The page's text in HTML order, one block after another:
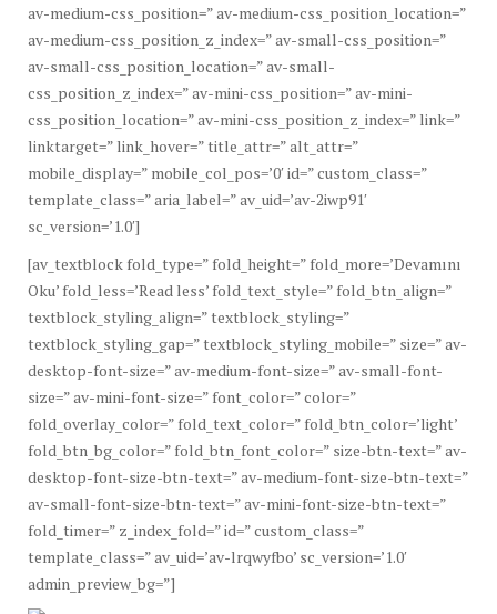
av-medium-css_position=” av-medium-css_position_location=”
av-medium-css_position_z_index=” av-small-css_position=”
av-small-css_position_location=” av-small-
css_position_z_index=” av-mini-css_position=” av-mini-
css_position_location=” av-mini-css_position_z_index=” link=”
linktarget=” link_hover=” title_attr=” alt_attr=”
mobile_display=” mobile_col_pos=’0′ id=” custom_class=”
template_class=” aria_label=” av_uid=’av-2iwp91′
sc_version=’1.0′]
[av_textblock fold_type=” fold_height=” fold_more=’Devamını
Oku’ fold_less=’Read less’ fold_text_style=” fold_btn_align=”
textblock_styling_align=” textblock_styling=”
textblock_styling_gap=” textblock_styling_mobile=” size=” av-
desktop-font-size=” av-medium-font-size=” av-small-font-
size=” av-mini-font-size=” font_color=” color=”
fold_overlay_color=” fold_text_color=” fold_btn_color=’light’
fold_btn_bg_color=” fold_btn_font_color=” size-btn-text=” av-
desktop-font-size-btn-text=” av-medium-font-size-btn-text=”
av-small-font-size-btn-text=” av-mini-font-size-btn-text=”
fold_timer=” z_index_fold=” id=” custom_class=”
template_class=” av_uid=’av-lrqwyfbo’ sc_version=’1.0′
admin_preview_bg=”]